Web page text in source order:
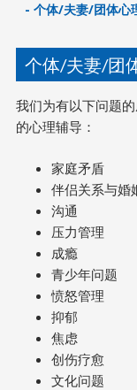
个体/夫妻/团体心
个体/夫妻/团
我们为有以下问题
的心理辅导：
家庭矛盾
伴侣关系与婚
沟通
压力管理
成瘾
青少年问题
愤怒管理
抑郁
焦虑
创伤疗愈
文化问题